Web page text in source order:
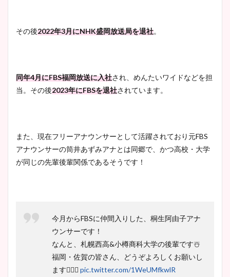
その後2022年3月にNHK盛岡放送局を退社。
同年4月にFBS福岡放送に入社され、めんたいワイドなどを担
当。その後2023年にFBSを退社されています。
また、現在フリーアナウンサーとして活躍されており元FBS
アナウンサーの筒井あずみアナとは同郷で、かつ高校・大学
が同じの先輩後輩関係であるそうです！
今月からFBSに仲間入りした、桐生阿由子アナ
ウンサーです！
なんと、札幌西高&小樽商科大学の後輩です☃️
福岡・佐賀の皆さん、どうぞよろしくお願いし
ます🙇🏻‍♀️ pic.twitter.com/1WeUMfkwlR